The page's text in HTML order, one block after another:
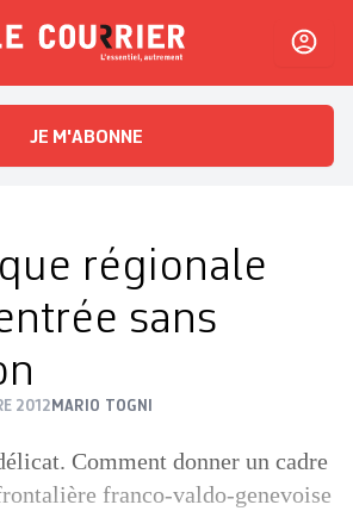
L'essentiel, autrement
JE M'ABONNE
régionale
sans
2012 MARIO TOGNI
Comment donner un cadre
franco-valdo-genevoise